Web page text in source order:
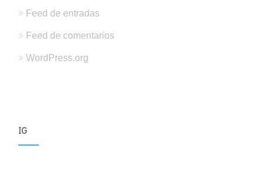
Feed de entradas
Feed de comentarios
WordPress.org
IG